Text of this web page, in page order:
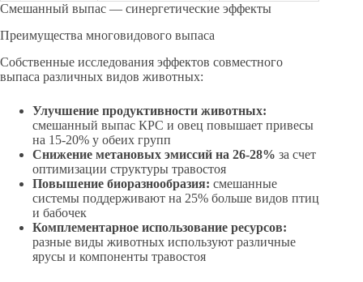
Смешанный выпас — синергетические эффекты
Преимущества многовидового выпаса
Собственные исследования эффектов совместного
выпаса различных видов животных:
Улучшение продуктивности животных:
смешанный выпас КРС и овец повышает привесы
на 15-20% у обеих групп
Снижение метановых эмиссий на 26-28% за счет
оптимизации структуры травостоя
Повышение биоразнообразия: смешанные
системы поддерживают на 25% больше видов птиц
и бабочек
Комплементарное использование ресурсов:
разные виды животных используют различные
ярусы и компоненты травостоя